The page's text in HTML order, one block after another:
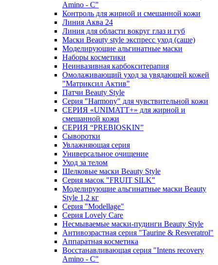
Amino - C"
Контроль для жирной и смешанной кожи
Линия Аква 24
Линия для области вокруг глаз и губ
Маски Beauty style экспресс уход (саше)
Моделирующие альгинатные маски
Наборы косметики
Неинвазивная карбокситерапия
Омолаживающий уход за увядающей кожей
"Матриксил Актив"
Патчи Beauty Style
Серия "Harmony" для чувствительной кожи
СЕРИЯ «UNIMATT+» для жирной и
смешанной кожи
СЕРИЯ “PREBIOSKIN”
Сыворотки
Увлажняющая серия
Универсальное очищение
Уход за телом
Шелковые маски Beauty Style
Серия масок "FRUIT SILK"
Моделирующие альгинатные маски Beauty
Style 1,2 кг
Серия "Modellage"
Cерия Lovely Care
Несмываемые маски-пудинги Beauty Style
Антивозрастная серия "Taurine & Resveratrol"
Аппаратная косметика
Восстанавливающая серия "Intens recovery
Amino - C"